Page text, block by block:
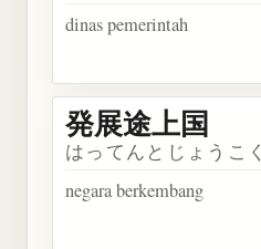
dinas pemerintah
発展途上国
はってんとじょうこく
negara berkembang